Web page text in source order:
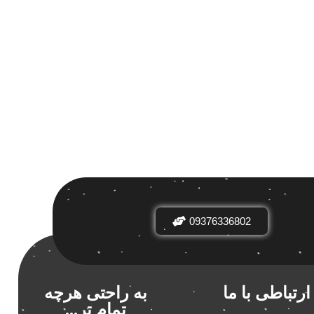
بر اساس
تازگی
09376336802
با ما
به راحتی هرچه
تمام تر...